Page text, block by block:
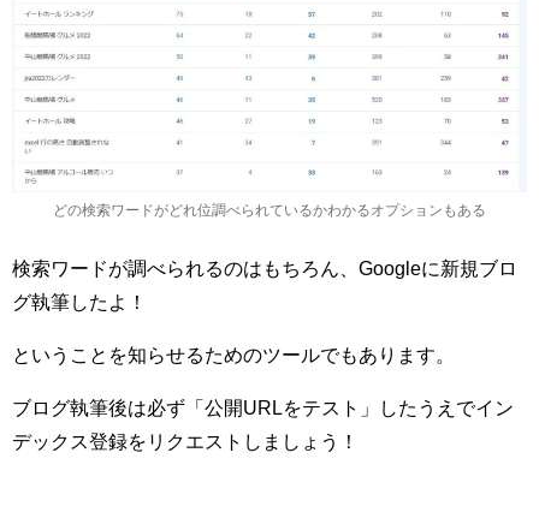
どの検索ワードがどれ位調べられているかわかるオプションもある
検索ワードが調べられるのはもちろん、Googleに新規ブロ
グ執筆したよ！
ということを知らせるためのツールでもあります。
ブログ執筆後は必ず「公開URLをテスト」したうえでイン
デックス登録をリクエストしましょう！